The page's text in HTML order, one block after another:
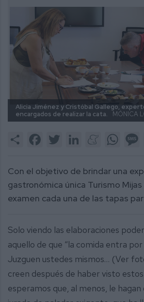
Alicia Jiménez y Cristóbal Gallego,
encargados de realizar la cata.
MÓNICA
Share FacebookTwitter LinkedInMeneame
Con el objetivo de brindar una
gastronómica única Turismo
examen cada una de las tapas
Solo viendo las elaboraciones
aquello de que “la comida entra por
Juzguen ustedes mismos… (Ver
creen después de haber visto
esperamos que, al menos, le hagan